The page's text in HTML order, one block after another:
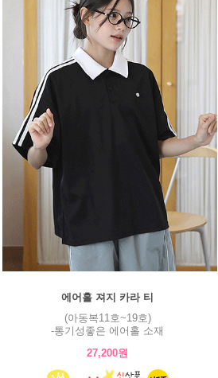
에어홀 져지 카라 티
(아동복11호~19호)
-통기성좋은 에어홀 소재
27,200원